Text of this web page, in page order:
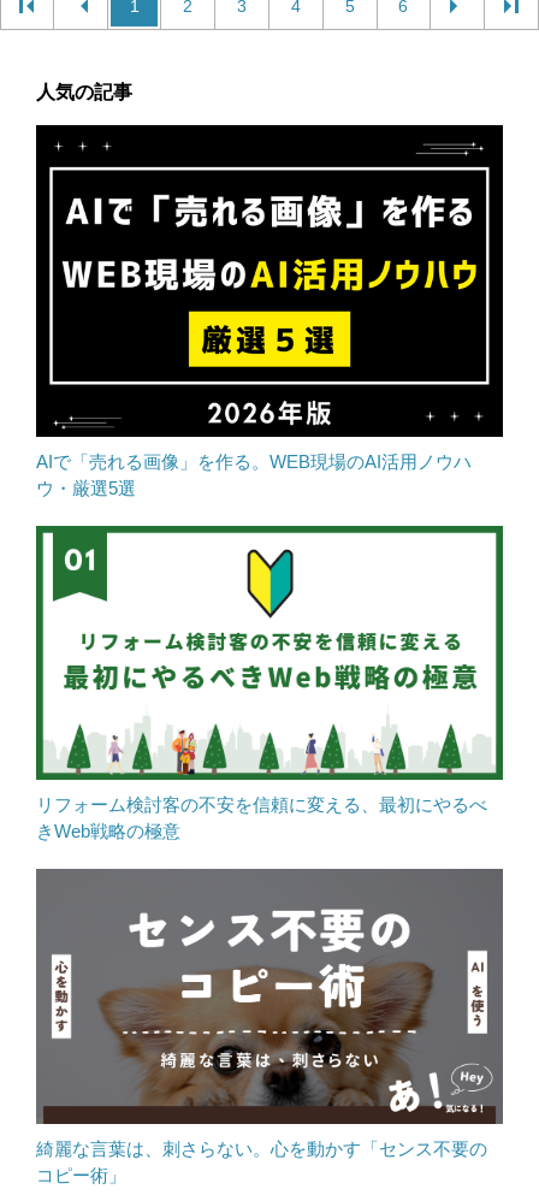
1 2 3 4 5 6
人気の記事
AIで「売れる画像」を作る。WEB現場のAI活用ノウハ
ウ・厳選5選
リフォーム検討客の不安を信頼に変える、最初にやるべ
きWeb戦略の極意
綺麗な言葉は、刺さらない。心を動かす「センス不要の
コピー術」